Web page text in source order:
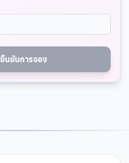
ยืนยันการจอง